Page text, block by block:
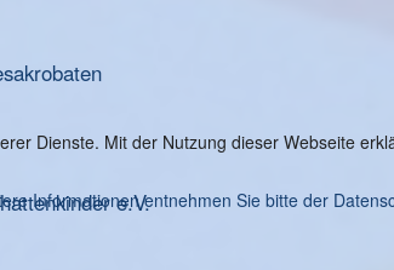
e.V.
Dienste. Mit der Nutzung dieser Webseite
Informationen entnehmen Sie bitte der